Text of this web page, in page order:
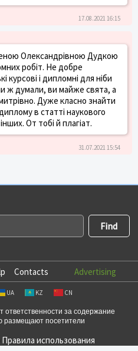
17.08.2021 16:15
Олександрівною Дудкою
робіт. Не добре
курсові і дипломні для ніби
ж думали, ви майже свята, а
Дуже класно знайти
в статті наукового
От тобі й плагіат.
31.07.2021 15:54
Contacts Advertising
UA KZ CN
ответственности за содержание
размещают посетители
Правила использования